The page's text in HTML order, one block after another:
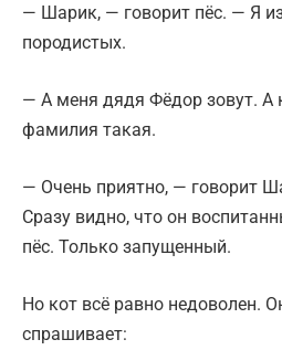
— Шарик, — говорит пёс. — Я
породистых.
— А меня дядя Фёдор зовут. А
фамилия такая.
— Очень приятно, — говорит
Сразу видно, что он
пёс. Только запущенный.
Но кот всё равно недоволен.
спрашивает: